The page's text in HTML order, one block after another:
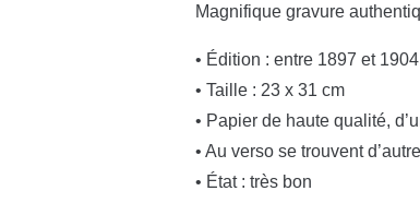
Magnifique gravure
• Édition : entre 1897 et 1904
• Taille : 23 x 31 cm
• Papier de haute qualité,
• Au verso se trouvent
• État : très bon